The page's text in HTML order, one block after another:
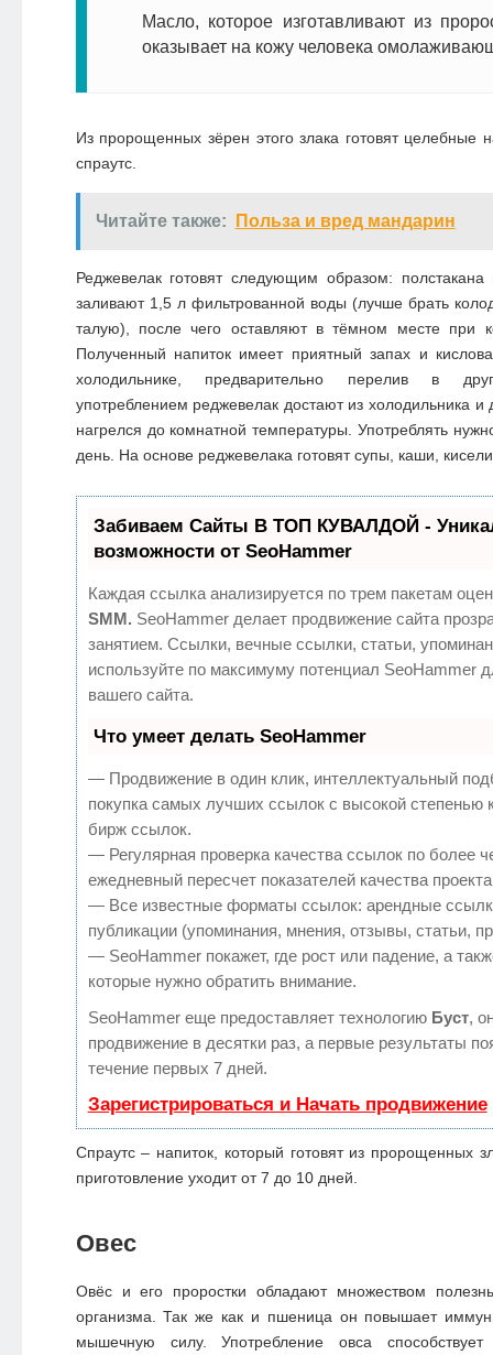
Масло, которое изготавливают из
оказывает на кожу человека
Из пророщенных зёрен этого злака готовят целебные
спраутс.
Читайте также: Польза и вред мандарин
Реджевелак готовят следующим образом:
заливают 1,5 л фильтрованной воды (лучше брать
талую), после чего оставляют в тёмном месте при
Полученный напиток имеет приятный запах и
холодильнике, предварительно перелив в
употреблением реджевелак достают из холодильника и
нагрелся до комнатной температуры. Употреблять
день. На основе реджевелака готовят супы, каши,
Забиваем Сайты В ТОП КУВАЛДОЙ -
возможности от SeoHammer
Каждая ссылка анализируется по трем пакетам
SMM. SeoHammer делает продвижение сайта
занятием. Ссылки, вечные ссылки, статьи,
используйте по максимуму потенциал SeoHammer
вашего сайта.
Что умеет делать SeoHammer
— Продвижение в один клик, интеллектуальный
покупка самых лучших ссылок с высокой степенью
бирж ссылок.
— Регулярная проверка качества ссылок по более
ежедневный пересчет показателей качества
— Все известные форматы ссылок: арендные
публикации (упоминания, мнения, отзывы, статьи,
— SeoHammer покажет, где рост или падение, а
которые нужно обратить внимание.
SeoHammer еще предоставляет технологию Буст,
продвижение в десятки раз, а первые результаты
течение первых 7 дней.
Зарегистрироваться и Начать продвижение
Спраутс – напиток, который готовят из пророщенных
приготовление уходит от 7 до 10 дней.
Овес
Овёс и его проростки обладают множеством
организма. Так же как и пшеница он повышает
мышечную силу. Употребление овса